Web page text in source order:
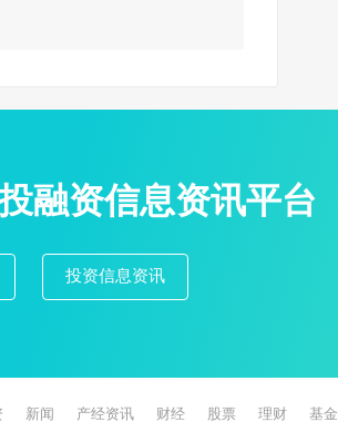
融资信息资讯平台
投资信息资讯
新闻 产经资讯 财经 股票 理财 基金